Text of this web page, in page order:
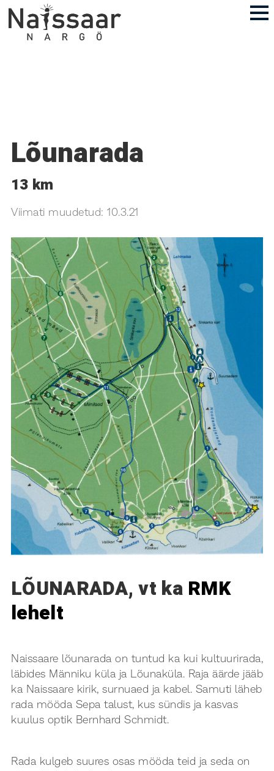
Lõunarada
13 km
Viimati muudetud: 10.3.21
LÕUNARADA, vt ka RMK
lehelt
Naissaare lõunarada on tuntud ka kui kultuurirada,
läbides Männiku küla ja Lõunaküla. Raja äärde jääb
ka Naissaare kirik, surnuaed ja kabel. Samuti läheb
rada mööda Sepa talust, kus sündis ja kasvas
kuulus optik Bernhard Schmidt.
Rada kulgeb suures osas mööda teid ja seda on